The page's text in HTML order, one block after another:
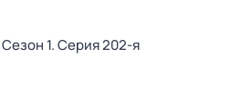
Сезон 1. Серия 202-я